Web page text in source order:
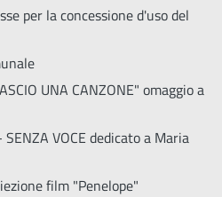
per la concessione d'uso del
UNA CANZONE" omaggio a
SENZA VOCE dedicato a Maria
film "Penelope"